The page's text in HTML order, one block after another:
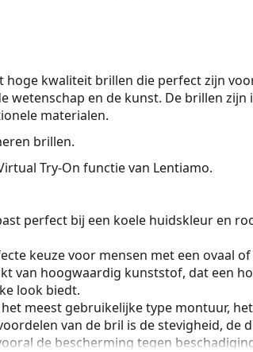
hoge kwaliteit brillen die perfect zijn
wetenschap en de kunst. De brillen zijn
materialen.
brillen.
Try-On functie van Lentiamo.
perfect bij een koele huidskleur en
keuze voor mensen met een ovaal
van hoogwaardig kunststof, dat een
look biedt.
meest gebruikelijke type montuur,
van de bril is de stevigheid, de
de bescherming tegen